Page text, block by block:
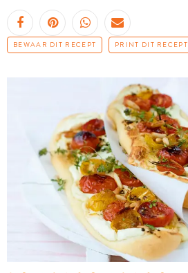
BEWAAR DIT RECEPT PRINT DIT RECEPT